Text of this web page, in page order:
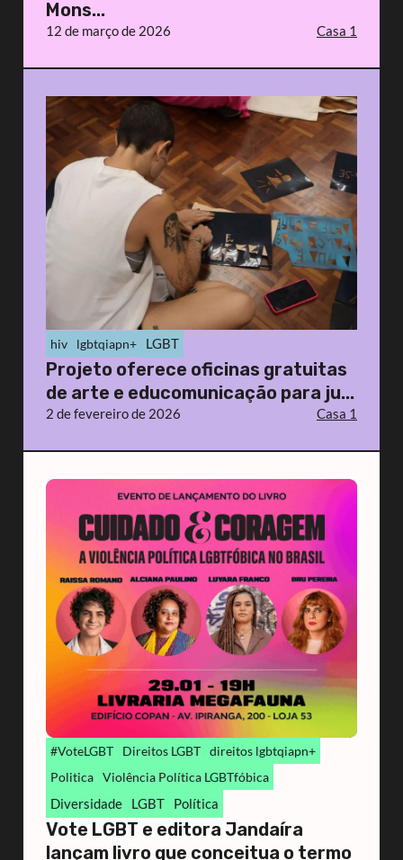
Mons...
12 de março de 2026 Casa 1
hiv lgbtqiapn+ LGBT
Projeto oferece oficinas gratuitas
de arte e educomunicação para ju...
2 de fevereiro de 2026 Casa 1
#VoteLGBT Direitos LGBT direitos lgbtqiapn+
Politica Violência Política LGBTfóbica
Diversidade LGBT Política
Vote LGBT e editora Jandaíra
lançam livro que conceitua o termo